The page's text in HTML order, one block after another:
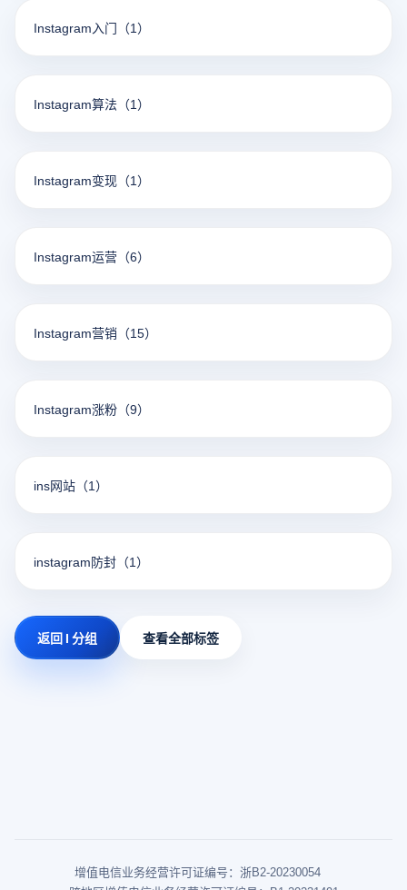
Instagram入门 （1）
Instagram算法 （1）
Instagram变现 （1）
Instagram运营 （6）
Instagram营销 （15）
Instagram涨粉 （9）
ins网站 （1）
instagram防封 （1）
返回 I 分组 查看全部标签
增值电信业务经营许可证编号：浙B2-20230054